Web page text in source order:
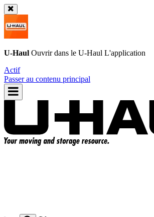
U-Haul Ouvrir dans le U-Haul L'application
Actif
Passer au contenu principal